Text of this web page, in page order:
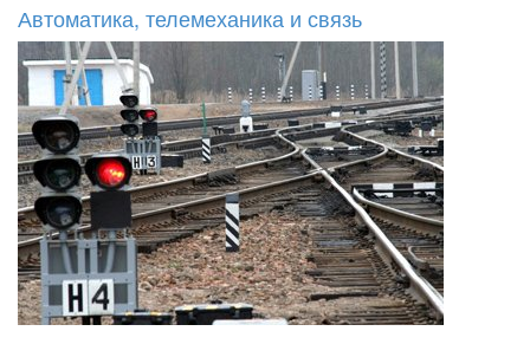
Автоматика, телемеханика и связь